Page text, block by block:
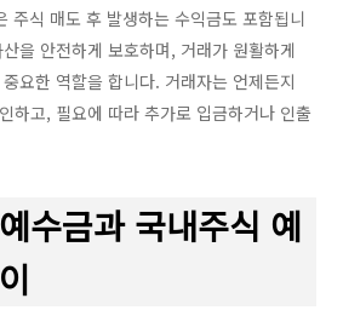
주식 매도 후 발생하는 수익금도 포함됩니
을 안전하게 보호하며, 거래가 원활하게
요한 역할을 합니다. 거래자는 언제든지
하고, 필요에 따라 추가로 입금하거나 인출
수금과 국내주식 예